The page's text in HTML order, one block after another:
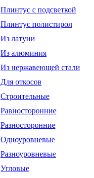
Плинтус с подсветкой
Плинтус полистирол
Из латуни
Из алюминия
Из нержавеющей стали
Для откосов
Строительные
Равносторонние
Разносторонние
Одноуровневые
Разноуровневые
Угловые